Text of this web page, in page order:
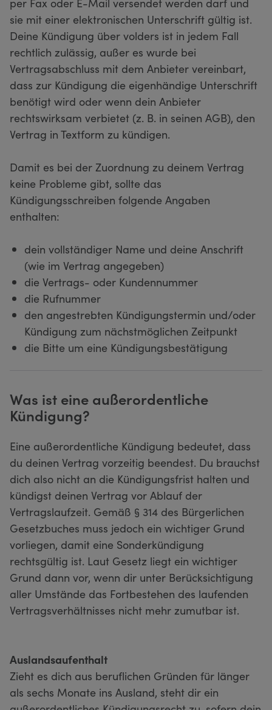
sie mit einer elektronischen Unterschrift gültig ist.
Deine Kündigung über volders ist in jedem Fall
rechtlich zulässig, außer es wurde bei
Vertragsabschluss mit dem Anbieter vereinbart,
dass zur Kündigung die eigenhändige Unterschrift
benötigt wird oder wenn dein Anbieter
rechtswirksam verbietet (z. B. in seinen AGB), den
Vertrag in Textform zu kündigen.
Damit es bei der Zuordnung zu deinem Vertrag
keine Probleme gibt, sollte das
Kündigungsschreiben folgende Angaben
enthalten:
dein vollständiger Name und deine Anschrift
(wie im Vertrag angegeben)
die Vertrags- oder Kundennummer
die Rufnummer
den angestrebten Kündigungstermin und/oder
Kündigung zum nächstmöglichen Zeitpunkt
die Bitte um eine Kündigungsbestätigung
Was ist eine außerordentliche
Kündigung?
Eine außerordentliche Kündigung bedeutet, dass
du deinen Vertrag vorzeitig beendest. Du brauchst
dich also nicht an die Kündigungsfrist halten und
kündigst deinen Vertrag vor Ablauf der
Vertragslaufzeit. Gemäß § 314 des Bürgerlichen
Gesetzbuches muss jedoch ein wichtiger Grund
vorliegen, damit eine Sonderkündigung
rechtsgültig ist. Laut Gesetz liegt ein wichtiger
Grund dann vor, wenn dir unter Berücksichtigung
aller Umstände das Fortbestehen des laufenden
Vertragsverhältnisses nicht mehr zumutbar ist.
Auslandsaufenthalt
Zieht es dich aus beruflichen Gründen für länger
als sechs Monate ins Ausland, steht dir ein